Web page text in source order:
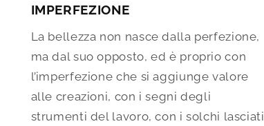
IMPERFEZIONE
La bellezza non nasce dalla perfezione,
ma dal suo opposto, ed è proprio con
l’imperfezione che si aggiunge valore
alle creazioni, con i segni degli
strumenti del lavoro, con i solchi lasciati